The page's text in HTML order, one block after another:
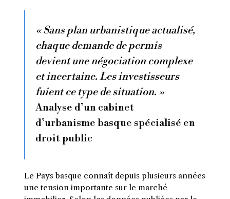
« Sans plan urbanistique actualisé,
chaque demande de permis
devient une négociation complexe
et incertaine. Les investisseurs
fuient ce type de situation. »
Analyse d’un cabinet
d’urbanisme basque spécialisé en
droit public
Le Pays basque connaît depuis plusieurs années
une tension importante sur le marché